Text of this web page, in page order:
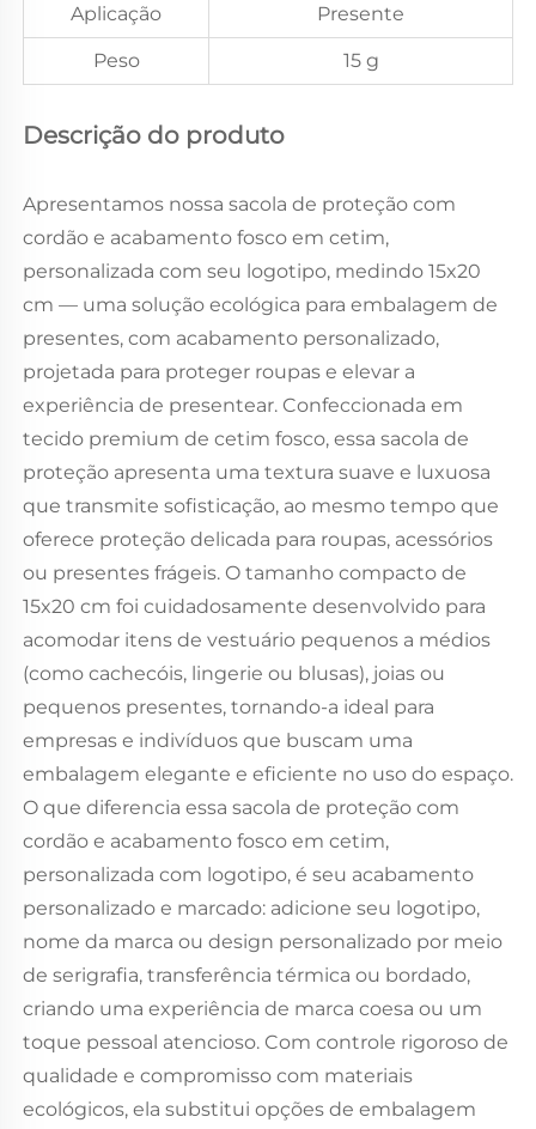
Aplicação Presente
Peso 15 g
Descrição do produto
Apresentamos nossa sacola de proteção com
cordão e acabamento fosco em cetim,
personalizada com seu logotipo, medindo 15x20
cm — uma solução ecológica para embalagem de
presentes, com acabamento personalizado,
projetada para proteger roupas e elevar a
experiência de presentear. Confeccionada em
tecido premium de cetim fosco, essa sacola de
proteção apresenta uma textura suave e luxuosa
que transmite sofisticação, ao mesmo tempo que
oferece proteção delicada para roupas, acessórios
ou presentes frágeis. O tamanho compacto de
15x20 cm foi cuidadosamente desenvolvido para
acomodar itens de vestuário pequenos a médios
(como cachecóis, lingerie ou blusas), joias ou
pequenos presentes, tornando-a ideal para
empresas e indivíduos que buscam uma
embalagem elegante e eficiente no uso do espaço.
O que diferencia essa sacola de proteção com
cordão e acabamento fosco em cetim,
personalizada com logotipo, é seu acabamento
personalizado e marcado: adicione seu logotipo,
nome da marca ou design personalizado por meio
de serigrafia, transferência térmica ou bordado,
criando uma experiência de marca coesa ou um
toque pessoal atencioso. Com controle rigoroso de
qualidade e compromisso com materiais
ecológicos, ela substitui opções de embalagem